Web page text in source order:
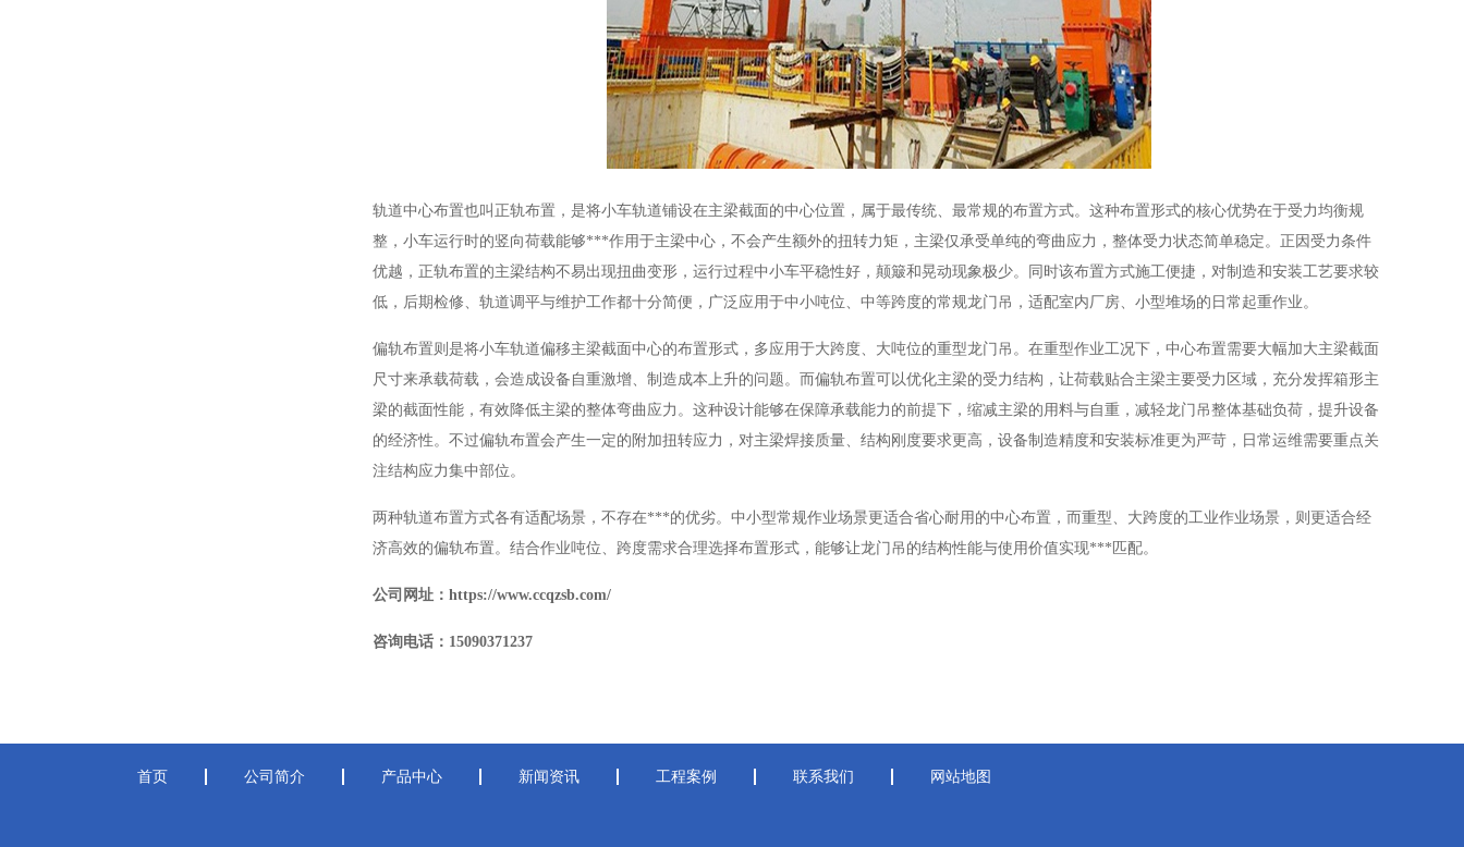
轨道中心布置也叫正轨布置，是将小车轨道铺设在主梁截面的中心位置，属于最传统、最常规的布置方式。这种布置形式的核心优势在于受力均衡规
整，小车运行时的竖向荷载能够***作用于主梁中心，不会产生额外的扭转力矩，主梁仅承受单纯的弯曲应力，整体受力状态简单稳定。正因受力条件
优越，正轨布置的主梁结构不易出现扭曲变形，运行过程中小车平稳性好，颠簸和晃动现象极少。同时该布置方式施工便捷，对制造和安装工艺要求较
低，后期检修、轨道调平与维护工作都十分简便，广泛应用于中小吨位、中等跨度的常规龙门吊，适配室内厂房、小型堆场的日常起重作业。
偏轨布置则是将小车轨道偏移主梁截面中心的布置形式，多应用于大跨度、大吨位的重型龙门吊。在重型作业工况下，中心布置需要大幅加大主梁截面
尺寸来承载荷载，会造成设备自重激增、制造成本上升的问题。而偏轨布置可以优化主梁的受力结构，让荷载贴合主梁主要受力区域，充分发挥箱形主
梁的截面性能，有效降低主梁的整体弯曲应力。这种设计能够在保障承载能力的前提下，缩减主梁的用料与自重，减轻龙门吊整体基础负荷，提升设备
的经济性。不过偏轨布置会产生一定的附加扭转应力，对主梁焊接质量、结构刚度要求更高，设备制造精度和安装标准更为严苛，日常运维需要重点关
注结构应力集中部位。
两种轨道布置方式各有适配场景，不存在***的优劣。中小型常规作业场景更适合省心耐用的中心布置，而重型、大跨度的工业作业场景，则更适合经
济高效的偏轨布置。结合作业吨位、跨度需求合理选择布置形式，能够让龙门吊的结构性能与使用价值实现***匹配。
公司网址：https://www.ccqzsb.com/
咨询电话：15090371237
首页 公司简介 产品中心 新闻资讯 工程案例 联系我们 网站地图